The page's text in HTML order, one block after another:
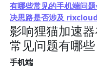
有哪些常见的手机端问
决思路是否涉及
影响狸猫加速
常见问题有哪些
手机端